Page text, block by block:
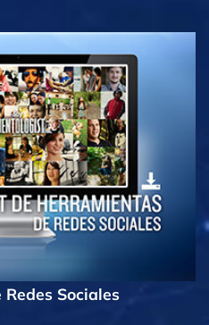
Sociales